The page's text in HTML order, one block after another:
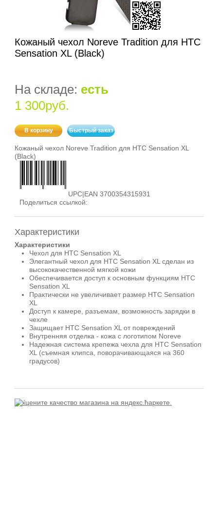
Кожаный чехол Noreve Tradition для HTC
Sensation XL (Black)
На складе: есть
1 300руб.
В корзину Быстрый заказ
Кожаный чехол Noreve Tradition для HTC Sensation XL
(Black)
UPC|EAN 3700354315931
Поделиться ссылкой:
Характеристики
Характеристики
Чехол для HTC Sensation XL
Элегантный чехол для HTC Sensation XL сделан из
высококачественной мягкой кожи
Обеспечивается доступ к основным функциям HTC
Sensation XL
Практически не увеличивает размер HTC Sensation
XL
Доступ к камере, разъемам, возможность зарядки в
чехле
Защищает HTC Sensation XL от повреждений
Внутренняя отделка - кожа с логотипом Noreve
Надежная система крепежа чехла для HTC Sensation
XL (съемная клипса, поворачивающаяся на 360
градусов)